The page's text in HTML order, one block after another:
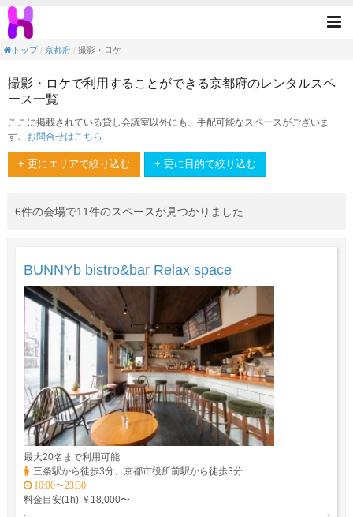
撮影・ロケの目的で利用できる京都府のレ
トップ
京都府 撮影・ロケ
撮影・ロケで利用することができる京都府のレンタルスペ
ース一覧
ここに掲載されている貸し会議室以外にも、手配可能なスペースがございま
す。 お問合せはこちら
+ 更にエリアで絞り込む + 更に目的で絞り込む
6件の会場で11件のスペースが見つかりました
BUNNYb bistro&bar Relax space
最大20名まで利用可能
三条駅から徒歩3分、京都市役所前駅から徒歩3分
10:00〜23:30
料金目安(1h) ￥18,000〜